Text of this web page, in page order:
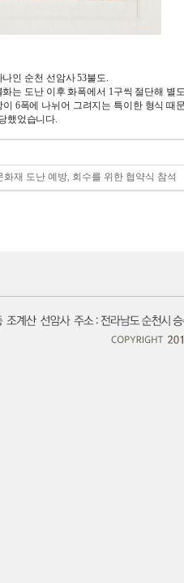
인 순천 선암사 53불도.
는 도난 이후 화폭에서 1구씩 절단해
이 6폭에 나뉘어 그려지는 특이한 형식
했었습니다.
화재 도난 예방, 회수를 위한 협약식 참석